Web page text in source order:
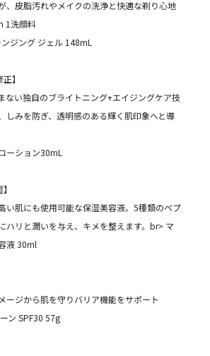
、皮脂汚れやメイクの洗浄と快適な剃り心地
1洗顔料
ジング ジェル 148mL
】
ない独自のブライトニング+エイジングケア技
しみを防ぎ、透明感のある輝く肌印象へと導
ーション30mL
い肌にも使用可能な保湿美容液。5種類のペプ
ハリと潤いを与え、キメを整えます。br> マ
液 30ml
ージから肌を守りバリア機能をサポート
ン SPF30 57g